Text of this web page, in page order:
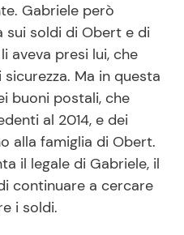
Gabriele però
soldi di Obert e di
aveva presi lui, che
Ma in questa
buoni postali, che
al 2014, e dei
alla famiglia di Obert.
il legale di Gabriele, il
continuare a cercare
i soldi.